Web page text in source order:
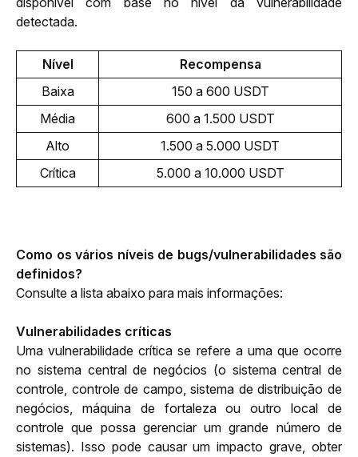
detectada.
Nível
Recompensa
Baixa
150 a 600 USDT
Média
600 a 1.500 USDT
Alto
1.500 a 5.000 USDT
Crítica
5.000 a 10.000 USDT
Como os vários níveis de bugs/vulnerabilidades são
definidos?
Consulte a lista abaixo para mais informações:
Vulnerabilidades críticas
Uma vulnerabilidade crítica se refere a uma que ocorre
no sistema central de negócios (o sistema central de
controle, controle de campo, sistema de distribuição de
negócios, máquina de fortaleza ou outro local de
controle que possa gerenciar um grande número de
sistemas). Isso pode causar um impacto grave, obter